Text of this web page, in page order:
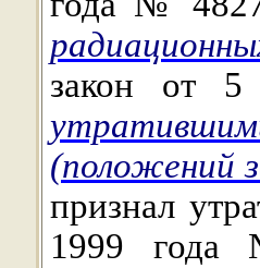
закон от
(положений
признал
1999